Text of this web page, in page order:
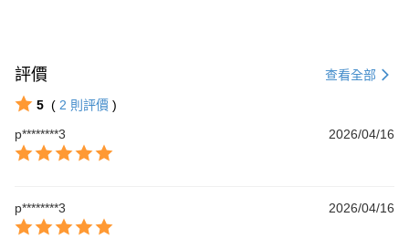
評價 查看全部
5 ( 2 則評價 )
p********3
2026/04/16
p********3 2026/04/16